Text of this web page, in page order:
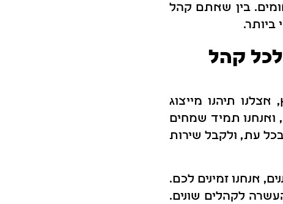
בין שאתם קהל
קהל
תיהנו מייצוג
ואנחנו תמיד שמחים
בכל עת, ולקבל שירות
אנחנו זמינים לכם.
לקהלים שונים.